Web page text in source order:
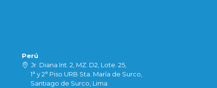
Perú
Jr. Diana Int. 2, MZ. D2, Lote. 25,
1° y 2° Piso URB Sta. María de Surco,
Santiago de Surco, Lima